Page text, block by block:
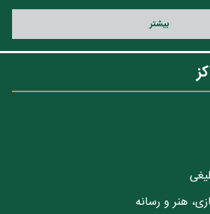
بيشتر
هنر و رسانه